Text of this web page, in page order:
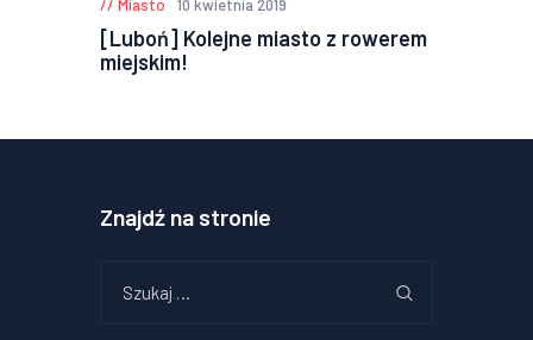
Miasto 10 kwietnia 2019
[Luboń] Kolejne miasto z rowerem
miejskim!
Znajdź na stronie